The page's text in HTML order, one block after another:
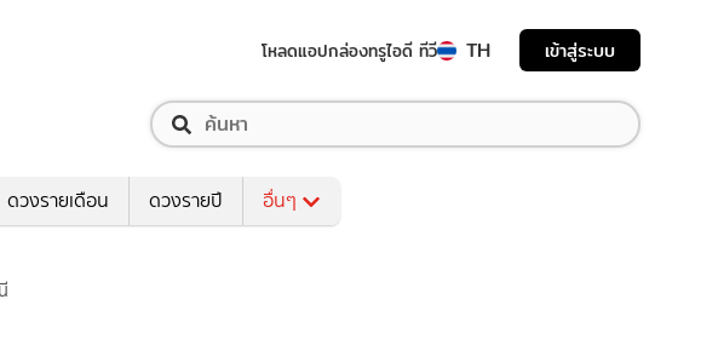
โหลดแอปกล่องทรูไอดี ทีวี TH เข้าสู่ระบบ
ดวงรายเดือน ดวงรายปี อื่นๆ